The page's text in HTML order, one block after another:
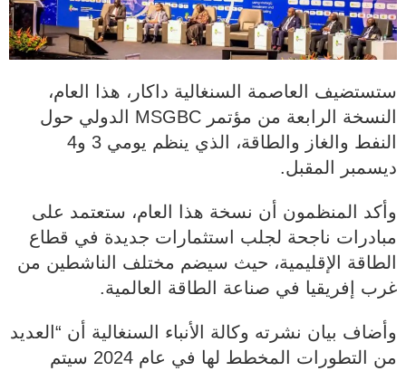
ستستضيف العاصمة السنغالية داكار، هذا العام،
النسخة الرابعة من مؤتمر MSGBC الدولي حول
النفط والغاز والطاقة، الذي ينظم يومي 3 و4
ديسمبر المقبل.
وأكد المنظمون أن نسخة هذا العام، ستعتمد على
مبادرات ناجحة لجلب استثمارات جديدة في قطاع
الطاقة الإقليمية، حيث سيضم مختلف الناشطين من
غرب إفريقيا في صناعة الطاقة العالمية.
وأضاف بيان نشرته وكالة الأنباء السنغالية أن “العديد
من التطورات المخطط لها في عام 2024 سيتم